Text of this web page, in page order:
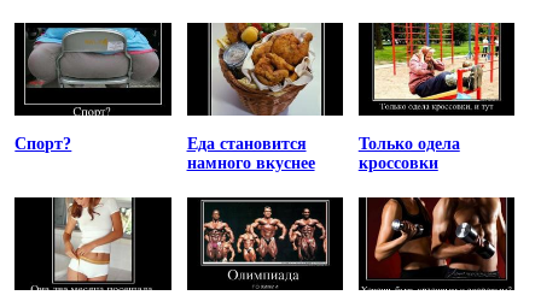
Спорт?
Еда становится
намного вкуснее
Только одела
кроссовки